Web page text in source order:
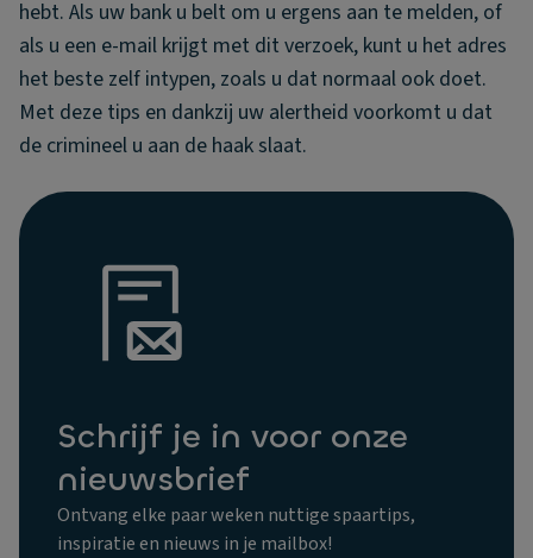
hebt. Als uw bank u belt om u ergens aan te melden, of
als u een e-mail krijgt met dit verzoek, kunt u het adres
het beste zelf intypen, zoals u dat normaal ook doet.
Met deze tips en dankzij uw alertheid voorkomt u dat
de crimineel u aan de haak slaat.
Schrijf je in voor onze
nieuwsbrief
Ontvang elke paar weken nuttige spaartips,
inspiratie en nieuws in je mailbox!